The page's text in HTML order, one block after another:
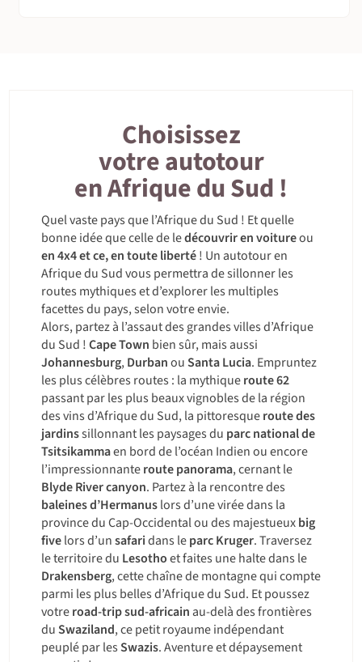
Choisissez
votre autotour
en Afrique du Sud !
Quel vaste pays que l’Afrique du Sud ! Et quelle
bonne idée que celle de ledécouvrir en voitureou
en 4x4 et ce, en toute liberté! Un autotour en
Afrique du Sud vous permettra de sillonner les
routes mythiques et d’explorer les multiples
facettes du pays, selon votre envie.
Alors, partez à l’assaut des grandes villes d’Afrique
du Sud !Cape Town bien sûr, mais aussi
Johannesburg,DurbanouSanta Lucia. Empruntez
les plus célèbres routes : la mythiqueroute 62
passant par les plus beaux vignobles de la région
des vins d’Afrique du Sud, la pittoresqueroute des
jardinssillonnant les paysages du parc national de
Tsitsikammaen bord de l’océan Indien ou encore
l’impressionnanteroute panorama, cernant le
Blyde River canyon. Partez à la rencontre des
baleines d’Hermanuslors d’une virée dans la
province du Cap-Occidental ou des majestueuxbig
fivelors d’unsafaridans leparc Kruger. Traversez
le territoire du Lesothoet faites une halte dans le
Drakensberg, cette chaîne de montagne qui compte
parmi les plus belles d’Afrique du Sud. Et poussez
votreroad-trip sud-africain au-delà des frontières
duSwaziland, ce petit royaume indépendant
peuplé par lesSwazis. Aventure et dépaysement